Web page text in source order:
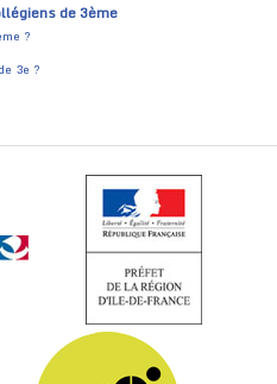
de 3ème
?
3e ?